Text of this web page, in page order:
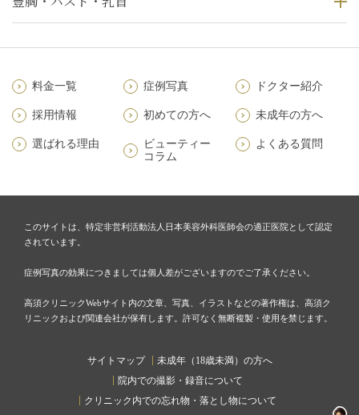
料金一覧 症例写真 ドクター紹介
採用情報 初めての方へ 未成年の方へ
選ばれる理由
ビューティー
コラム
よくある質問
このサイトは、特定非営利活動法人日本美容外科医師会の適正医院として認定
されています。
症例写真の効果につきましては個人差がございますのでご了承ください。
高須クリニックWebサイト内の文章、写真、イラストなどの著作権は、高須ク
リニックおよび関連会社が保有します。許可なく無断複製・使用を禁じます。
サイトマップ
未成年（18歳未満）の方へ
院内での撮影・録音について
クリニック内での忘れ物・落とし物について